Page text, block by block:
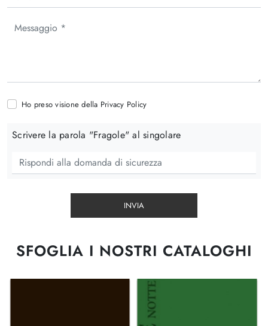
SFOGLIA I NOSTRI CATALOGHI
Ho preso visione della Privacy Policy
Scrivere la parola "Fragole" al singolare
INVIA